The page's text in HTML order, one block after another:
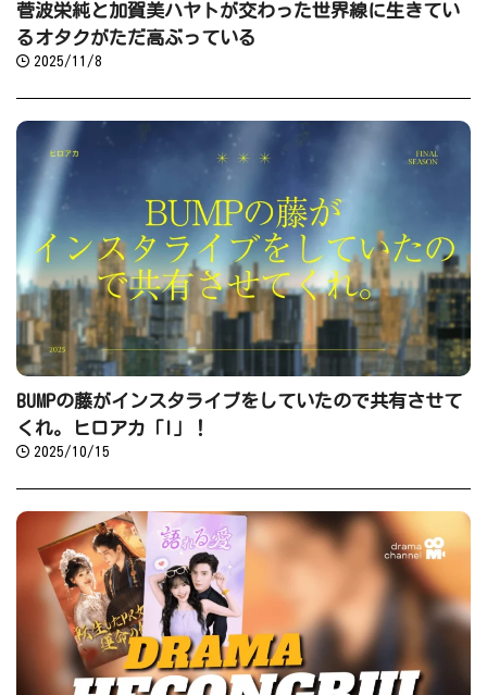
菅波栄純と加賀美ハヤトが交わった世界線に生きてい
るオタクがただ高ぶっている
2025/11/8
BUMPの藤がインスタライブをしていたので共有させて
くれ。ヒロアカ「I」！
2025/10/15